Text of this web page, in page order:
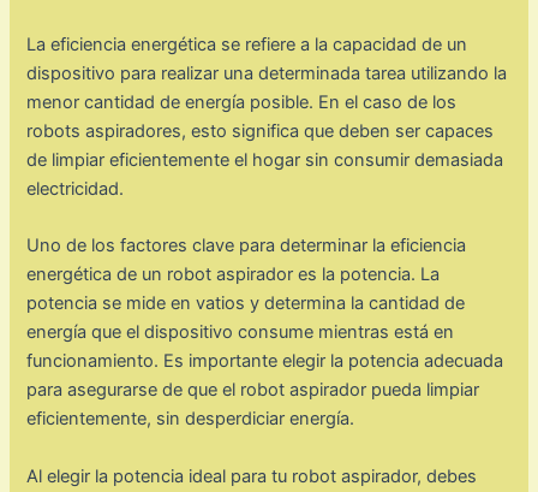
La eficiencia energética se refiere a la capacidad de un
dispositivo para realizar una determinada tarea utilizando la
menor cantidad de energía posible. En el caso de los
robots aspiradores, esto significa que deben ser capaces
de limpiar eficientemente el hogar sin consumir demasiada
electricidad.
Uno de los factores clave para determinar la eficiencia
energética de un robot aspirador es la potencia. La
potencia se mide en vatios y determina la cantidad de
energía que el dispositivo consume mientras está en
funcionamiento. Es importante elegir la potencia adecuada
para asegurarse de que el robot aspirador pueda limpiar
eficientemente, sin desperdiciar energía.
Al elegir la potencia ideal para tu robot aspirador, debes